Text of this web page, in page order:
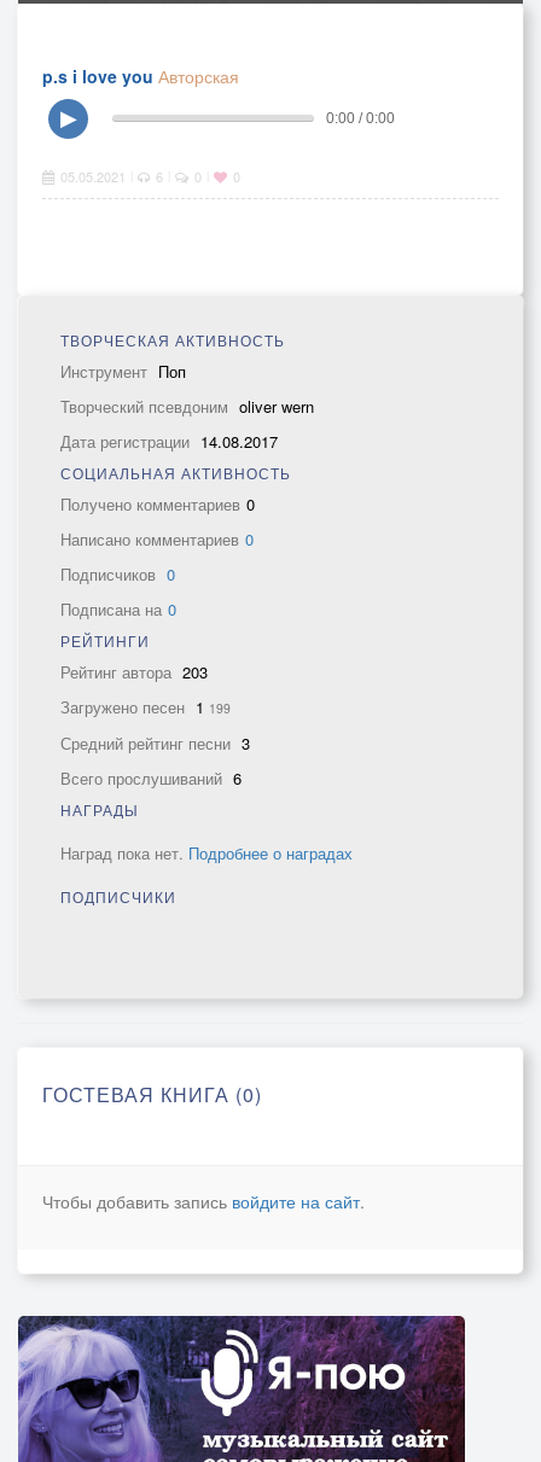
p.s i love you Авторская
▶
0:00 / 0:00
05.05.2021 6 0 0
ТВОРЧЕСКАЯ АКТИВНОСТЬ
Инструмент Поп
Творческий псевдоним oliver wern
Дата регистрации 14.08.2017
СОЦИАЛЬНАЯ АКТИВНОСТЬ
Получено комментариев 0
Написано комментариев 0
Подписчиков 0
Подписана на 0
РЕЙТИНГИ
Рейтинг автора 203
Загружено песен 1 199
Средний рейтинг песни 3
Всего прослушиваний 6
НАГРАДЫ
Наград пока нет. Подробнее о наградах
ПОДПИСЧИКИ
ГОСТЕВАЯ КНИГА (0)
Чтобы добавить запись войдите на сайт.